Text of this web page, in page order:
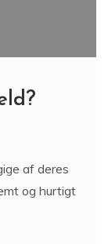
af deres
og hurtigt